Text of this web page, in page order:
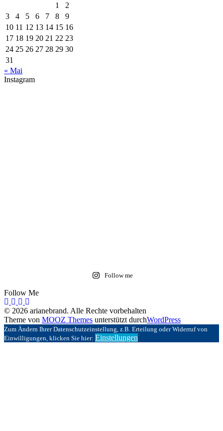
1
2
3
4 5 6 7 8
9
10 11 12 13 14 15 16
17 18 19 20 21 22 23
24 25 26 27 28 29 30
31
« Mai
Instagram
Follow me
Follow Me
© 2026 arianebrand. Alle Rechte vorbehalten
Theme von MOOZ Themes unterstützt durchWordPress
Zum Ändern Ihrer Datenschutzeinstellung, z.B. Erteilung oder Widerruf von
Einwilligungen, klicken Sie hier: Einstellungen